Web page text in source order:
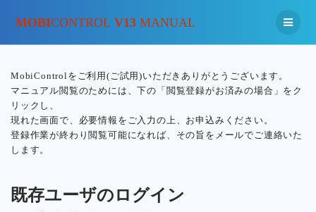
MOBICONTROL V13 MANUAL
MobiControlをご利用(ご試用)いただきありがとうございます。
マニュアル閲覧のためには、下の「閲覧登録がお済みの場合」をク
リックし、
現れた画面で、必要情報をご入力の上、お申込みください。
登録作業が終わり閲覧可能になれば、その旨をメールでご連絡いた
します。
既存ユーザのログイン